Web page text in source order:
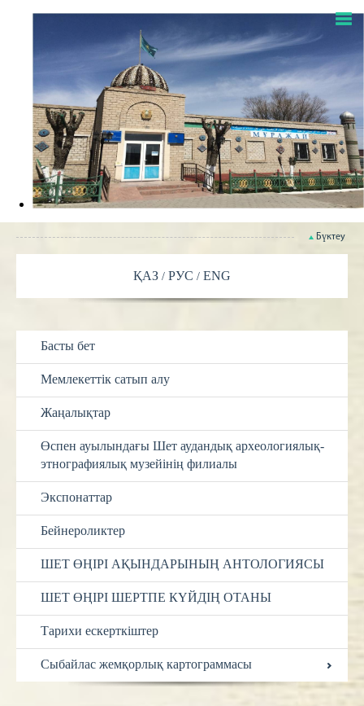
Бүктеу
ҚАЗ РУС ENG
Басты бет
Мемлекеттік сатып алу
Жаңалықтар
Өспен ауылындағы Шет аудандық археологиялық-
этнографиялық музейінің филиалы
Экспонаттар
Бейнероликтер
ШЕТ ӨҢІРІ АҚЫНДАРЫНЫҢ АНТОЛОГИЯСЫ
ШЕТ ӨҢІРІ ШЕРТПЕ КҮЙДІҢ ОТАНЫ
Тарихи ескерткіштер
Сыбайлас жемқорлық картограммасы